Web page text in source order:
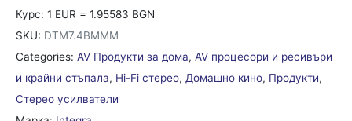
Курс: 1 EUR = 1.95583 BGN
SKU: DTM7.4BMMM
Categories: AV Продукти за дома, AV процесори и ресивъри
и крайни стъпала, Hi-Fi стерео, Домашно кино, Продукти,
Стерео усилватели